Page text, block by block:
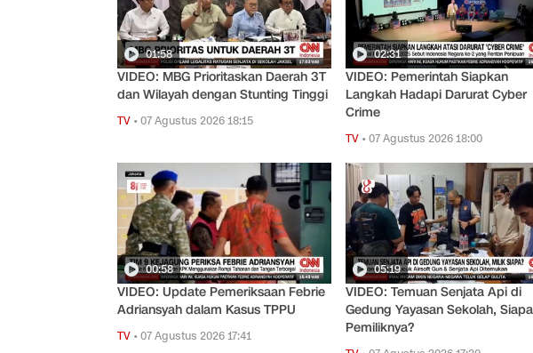
01:58
VIDEO: MBG Prioritaskan Daerah 3T
dan Wilayah dengan Stunting Tinggi
TV •07 Agustus 2026 18:15
02:31
VIDEO: Pemerintah Siapkan
Langkah Hadapi Darurat Cyber
Crime
TV •07 Agustus 2026 18:00
00:58
VIDEO: Update Pemeriksaan Febrie
Adriansyah dalam Kasus TPPU
TV •07 Agustus 2026 17:41
05:19
VIDEO: Temuan Senjata Api di
Gedung Yayasan Sekolah, Siapa
Pemiliknya?